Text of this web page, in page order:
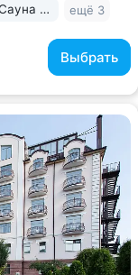
Выбрать
Сауна / хаммам ещё 3